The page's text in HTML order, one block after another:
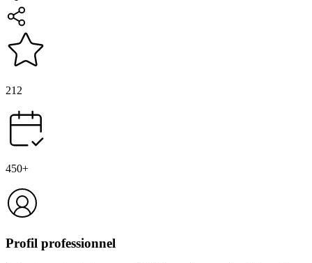
212
450+
Profil professionnel